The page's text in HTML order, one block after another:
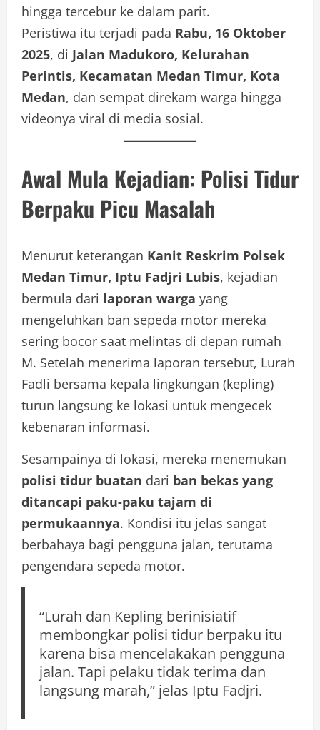
hingga tercebur ke dalam parit.
Peristiwa itu terjadi pada Rabu, 16 Oktober
2025, di Jalan Madukoro, Kelurahan
Perintis, Kecamatan Medan Timur, Kota
Medan, dan sempat direkam warga hingga
videonya viral di media sosial.
Awal Mula Kejadian: Polisi Tidur
Berpaku Picu Masalah
Menurut keterangan Kanit Reskrim Polsek
Medan Timur, Iptu Fadjri Lubis, kejadian
bermula dari laporan warga yang
mengeluhkan ban sepeda motor mereka
sering bocor saat melintas di depan rumah
M. Setelah menerima laporan tersebut, Lurah
Fadli bersama kepala lingkungan (kepling)
turun langsung ke lokasi untuk mengecek
kebenaran informasi.
Sesampainya di lokasi, mereka menemukan
polisi tidur buatan dari ban bekas yang
ditancapi paku-paku tajam di
permukaannya. Kondisi itu jelas sangat
berbahaya bagi pengguna jalan, terutama
pengendara sepeda motor.
“Lurah dan Kepling berinisiatif
membongkar polisi tidur berpaku itu
karena bisa mencelakakan pengguna
jalan. Tapi pelaku tidak terima dan
langsung marah,” jelas Iptu Fadjri.